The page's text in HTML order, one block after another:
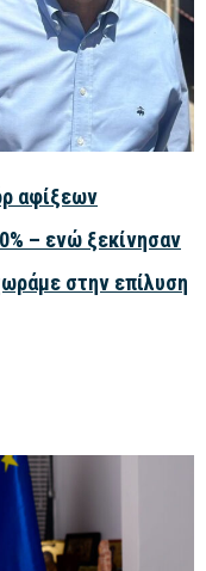
αφίξεων
– ενώ ξεκίνησαν
στην επίλυση